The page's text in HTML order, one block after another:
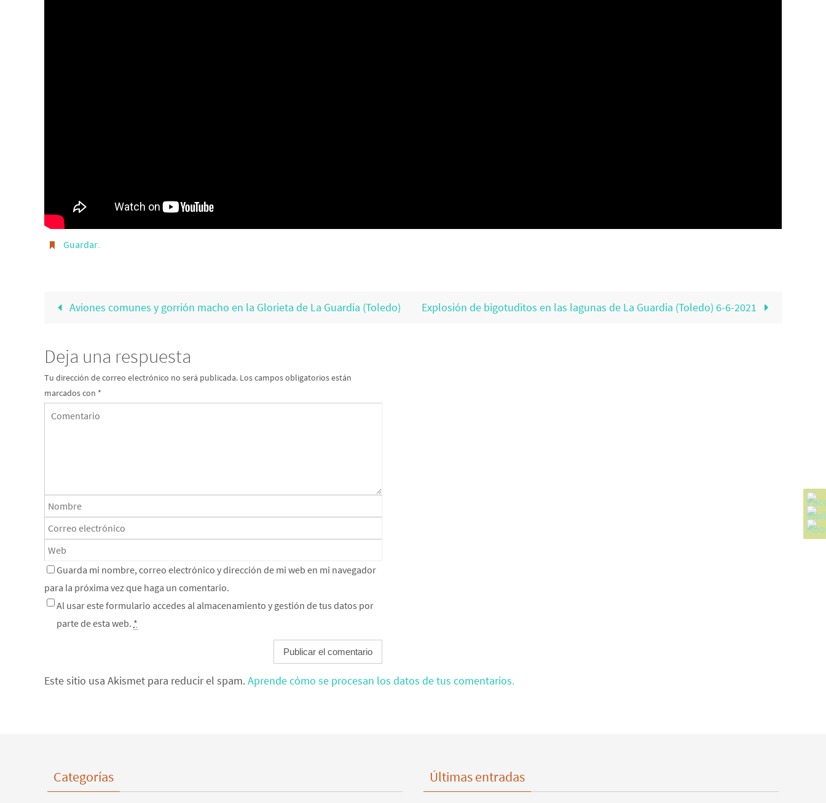
Guardar.
Aviones comunes y gorrión macho en la Glorieta de La Guardia (Toledo) Explosión de bigotuditos en las lagunas de La Guardia (Toledo) 6-6-2021
Deja una respuesta
Tu dirección de correo electrónico no será publicada. Los campos obligatorios están
marcados con *
Guarda mi nombre, correo electrónico y dirección de mi web en mi navegador
para la próxima vez que haga un comentario.
Al usar este formulario accedes al almacenamiento y gestión de tus datos por
parte de esta web. *
Este sitio usa Akismet para reducir el spam.Aprende cómo se procesan los datos de tus comentarios.
Categorías Últimas entradas